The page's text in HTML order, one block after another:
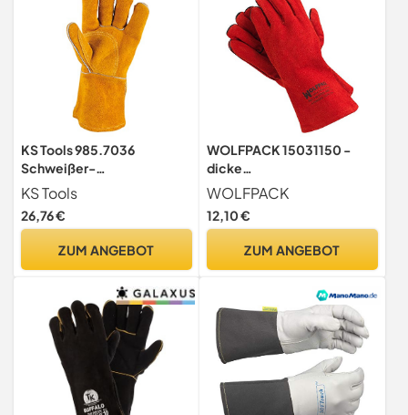
KS Tools 985.7036
Schweißer-
Lederhandschuhe, XL
KS Tools
26,76 €
ZUM ANGEBOT
WOLFPACK 15031150 -
dicke
Schweißerhandschuhe,
Größe L, rot., L (2er Pack)
WOLFPACK
12,10 €
ZUM ANGEBOT